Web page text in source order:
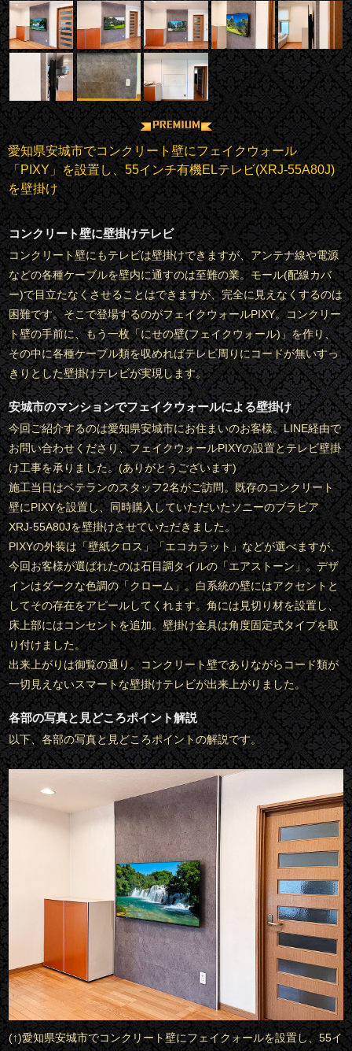
愛知県安城市でコンクリート壁にフェイクウォール
「PIXY」を設置し、55インチ有機ELテレビ(XRJ-55A80J)
を壁掛け
コンクリート壁に壁掛けテレビ
コンクリート壁にもテレビは壁掛けできますが、アンテナ線や電源
などの各種ケーブルを壁内に通すのは至難の業。モール(配線カバ
ー)で目立たなくさせることはできますが、完全に見えなくするのは
困難です。そこで登場するのがフェイクウォールPIXY。コンクリー
ト壁の手前に、もう一枚「にせの壁(フェイクウォール)」を作り、
その中に各種ケーブル類を収めればテレビ周りにコードが無いすっ
きりとした壁掛けテレビが実現します。
安城市のマンションでフェイクウォールによる壁掛け
今回ご紹介するのは愛知県安城市にお住まいのお客様。LINE経由で
お問い合わせくださり、フェイクウォールPIXYの設置とテレビ壁掛
け工事を承りました。(ありがとうございます)
施工当日はベテランのスタッフ2名がご訪問。既存のコンクリート
壁にPIXYを設置し、同時購入していただいたソニーのブラビア
XRJ-55A80Jを壁掛けさせていただきました。
PIXYの外装は「壁紙クロス」「エコカラット」などが選べますが、
今回お客様が選ばれたのは石目調タイルの「エアストーン」。デザ
インはダークな色調の「クローム」。白系統の壁にはアクセントと
してその存在をアピールしてくれます。角には見切り材を設置し、
床上部にはコンセントを追加。壁掛け金具は角度固定式タイプを取
り付けました。
出来上がりは御覧の通り。コンクリート壁でありながらコード類が
一切見えないスマートな壁掛けテレビが出来上がりました。
各部の写真と見どころポイント解説
以下、各部の写真と見どころポイントの解説です。
(↑)愛知県安城市でコンクリート壁にフェイクォールを設置し、55イ